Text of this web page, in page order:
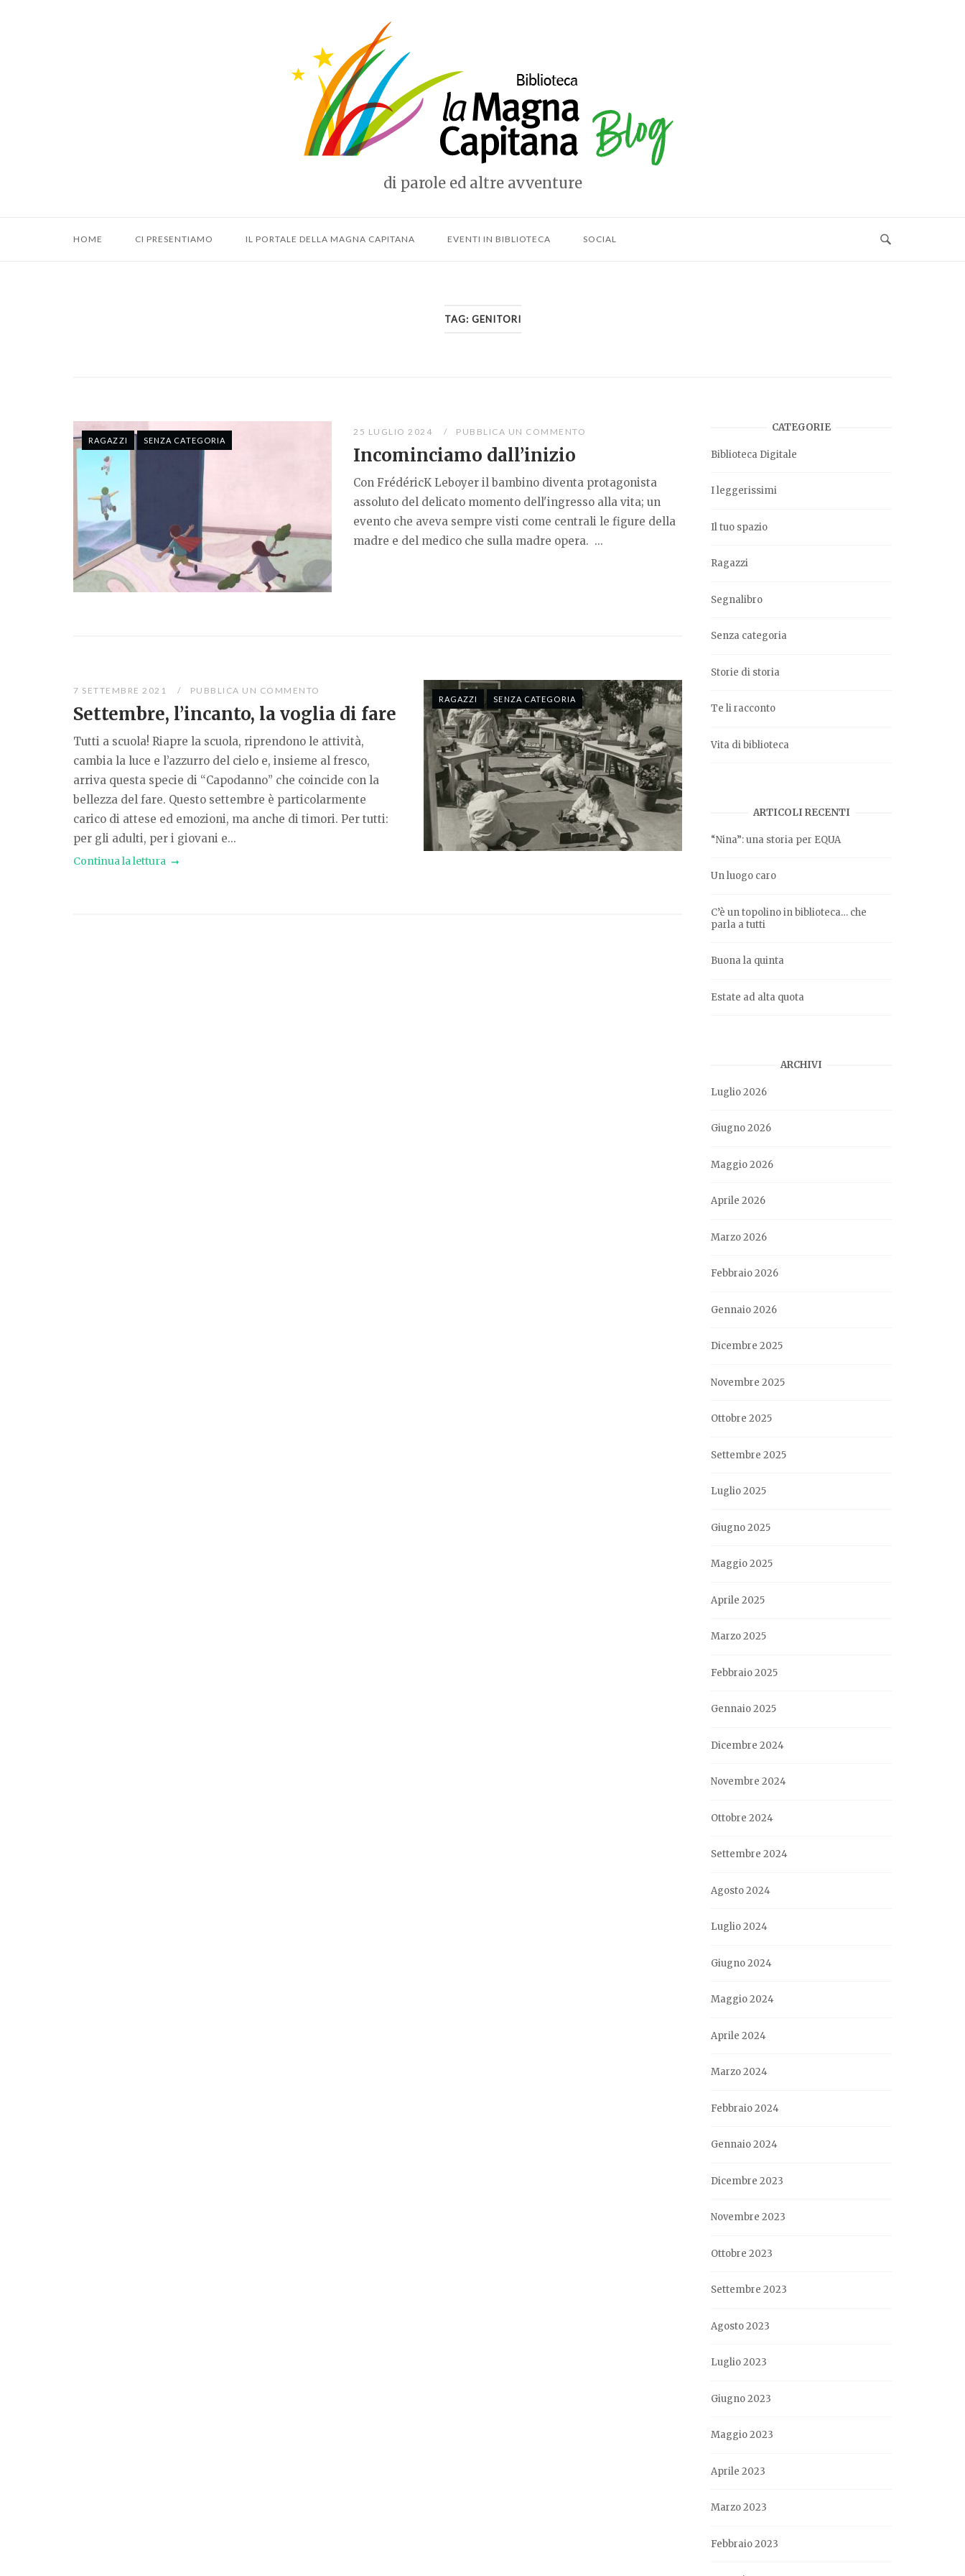
di parole ed altre avventure
HOME CI PRESENTIAMO IL PORTALE DELLA MAGNA CAPITANA EVENTI IN BIBLIOTECA SOCIAL
TAG: GENITORI
RAGAZZI SENZA CATEGORIA
25 LUGLIO 2024 PUBBLICA UN COMMENTO
Incominciamo dall’inizio
Con FrédéricK Leboyer il bambino diventa protagonista
assoluto del delicato momento dell'ingresso alla vita; un
evento che aveva sempre visti come centrali le figure della
madre e del medico che sulla madre opera. ...
RAGAZZI SENZA CATEGORIA
7 SETTEMBRE 2021 PUBBLICA UN COMMENTO
Settembre, l’incanto, la voglia di fare
Tutti a scuola! Riapre la scuola, riprendono le attività,
cambia la luce e l’azzurro del cielo e, insieme al fresco,
arriva questa specie di “Capodanno” che coincide con la
bellezza del fare. Questo settembre è particolarmente
carico di attese ed emozioni, ma anche di timori. Per tutti:
per gli adulti, per i giovani e...
Continua la lettura
CATEGORIE
Biblioteca Digitale
I leggerissimi
Il tuo spazio
Ragazzi
Segnalibro
Senza categoria
Storie di storia
Te li racconto
Vita di biblioteca
ARTICOLI RECENTI
“Nina”: una storia per EQUA
Un luogo caro
C’è un topolino in biblioteca… che
parla a tutti
Buona la quinta
Estate ad alta quota
ARCHIVI
Luglio 2026
Giugno 2026
Maggio 2026
Aprile 2026
Marzo 2026
Febbraio 2026
Gennaio 2026
Dicembre 2025
Novembre 2025
Ottobre 2025
Settembre 2025
Luglio 2025
Giugno 2025
Maggio 2025
Aprile 2025
Marzo 2025
Febbraio 2025
Gennaio 2025
Dicembre 2024
Novembre 2024
Ottobre 2024
Settembre 2024
Agosto 2024
Luglio 2024
Giugno 2024
Maggio 2024
Aprile 2024
Marzo 2024
Febbraio 2024
Gennaio 2024
Dicembre 2023
Novembre 2023
Ottobre 2023
Settembre 2023
Agosto 2023
Luglio 2023
Giugno 2023
Maggio 2023
Aprile 2023
Marzo 2023
Febbraio 2023